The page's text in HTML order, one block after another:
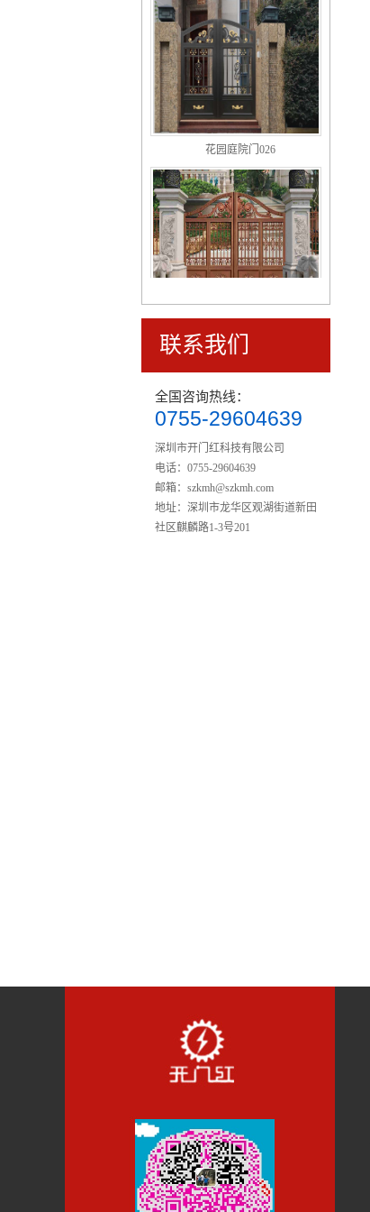
花园庭院门026
豪华型铝艺庭院门015
高档平移闸P-524
联系我们
全国咨询热线：
0755-29604639
深圳市开门红科技有限公司
电话：0755-29604639
邮箱： szkmh@szkmh.com
地址：深圳市龙华区观湖街道新田
社区麒麟路1-3号201